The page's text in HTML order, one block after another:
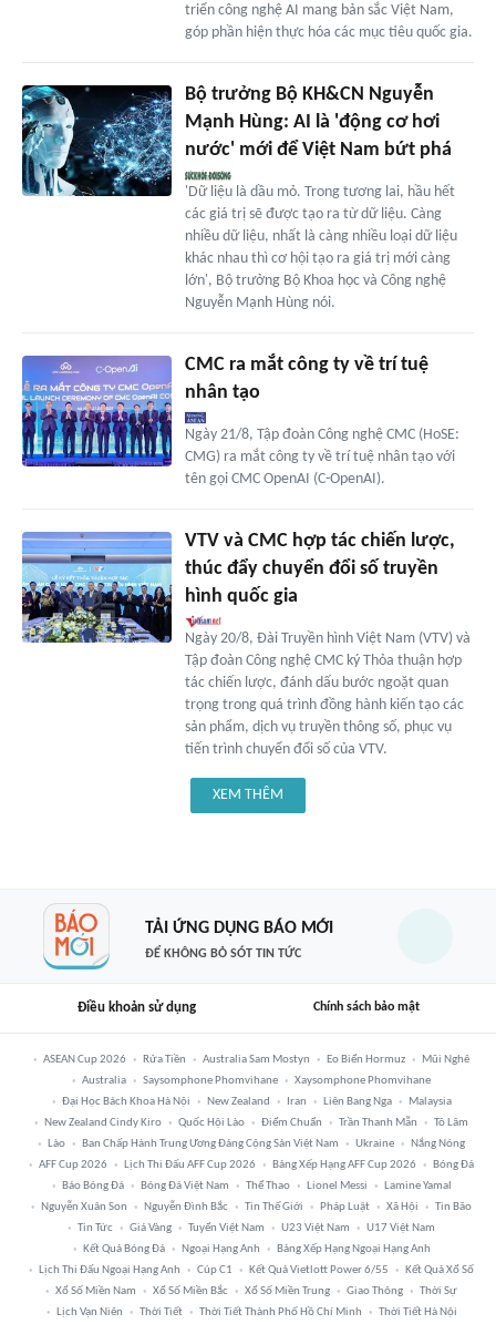
triển công nghệ AI mang bản sắc Việt Nam,
góp phần hiện thực hóa các mục tiêu quốc gia.
Bộ trưởng Bộ KH&CN Nguyễn
Mạnh Hùng: AI là 'động cơ hơi
nước' mới để Việt Nam bứt phá
'Dữ liệu là dầu mỏ. Trong tương lai, hầu hết
các giá trị sẽ được tạo ra từ dữ liệu. Càng
nhiều dữ liệu, nhất là càng nhiều loại dữ liệu
khác nhau thì cơ hội tạo ra giá trị mới càng
lớn', Bộ trưởng Bộ Khoa học và Công nghệ
Nguyễn Mạnh Hùng nói.
CMC ra mắt công ty về trí tuệ
nhân tạo
Ngày 21/8, Tập đoàn Công nghệ CMC (HoSE:
CMG) ra mắt công ty về trí tuệ nhân tạo với
tên gọi CMC OpenAI (C-OpenAI).
VTV và CMC hợp tác chiến lược,
thúc đẩy chuyển đổi số truyền
hình quốc gia
Ngày 20/8, Đài Truyền hình Việt Nam (VTV) và
Tập đoàn Công nghệ CMC ký Thỏa thuận hợp
tác chiến lược, đánh dấu bước ngoặt quan
trọng trong quá trình đồng hành kiến tạo các
sản phẩm, dịch vụ truyền thông số, phục vụ
tiến trình chuyển đổi số của VTV.
XEM THÊM
TẢI ỨNG DỤNG BÁO MỚI
ĐỂ KHÔNG BỎ SÓT TIN TỨC
Điều khoản sử dụng Chính sách bảo mật
ASEAN Cup 2026 Rửa Tiền Australia Sam Mostyn Eo Biển Hormuz
Mũi Nghê
Australia
Saysomphone Phomvihane
Xaysomphone Phomvihane
Đại Học Bách Khoa Hà Nội
New Zealand Iran Liên Bang Nga
Malaysia
New Zealand Cindy Kiro
Quốc Hội Lào Điểm Chuẩn Trần Thanh Mẫn
Tô Lâm
Lào
Ban Chấp Hành Trung Ương Đảng Cộng Sản Việt Nam Ukraine
Nắng Nóng
AFF Cup 2026
Lịch Thi Đấu AFF Cup 2026 Bảng Xếp Hạng AFF Cup 2026
Bóng Đá
Báo Bóng Đá
Bóng Đá Việt Nam Thể Thao Lionel Messi
Lamine Yamal
Nguyễn Xuân Son
Nguyễn Đình Bắc Tin Thế Giới Pháp Luật Xã Hội
Tin Bão
Tin Tức
Giá Vàng Tuyển Việt Nam U23 Việt Nam
U17 Việt Nam
Kết Quả Bóng Đá
Ngoại Hạng Anh
Bảng Xếp Hạng Ngoại Hạng Anh
Lịch Thi Đấu Ngoại Hạng Anh
Cúp C1 Kết Quả Vietlott Power 6/55
Kết Quả Xổ Số
Xổ Số Miền Nam
Xổ Số Miền Bắc Xổ Số Miền Trung Giao Thông
Thời Sự
Lịch Vạn Niên
Thời Tiết Thời Tiết Thành Phố Hồ Chí Minh Thời Tiết Hà Nội